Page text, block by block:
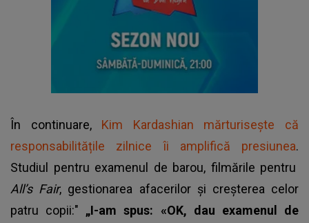
În continuare, Kim Kardashian mărturisește că
responsabilitățile zilnice îi amplifică presiunea.
Studiul pentru examenul de barou, filmările pentru
All’s Fair, gestionarea afacerilor și creșterea celor
patru copii:" „I-am spus: «OK, dau examenul de